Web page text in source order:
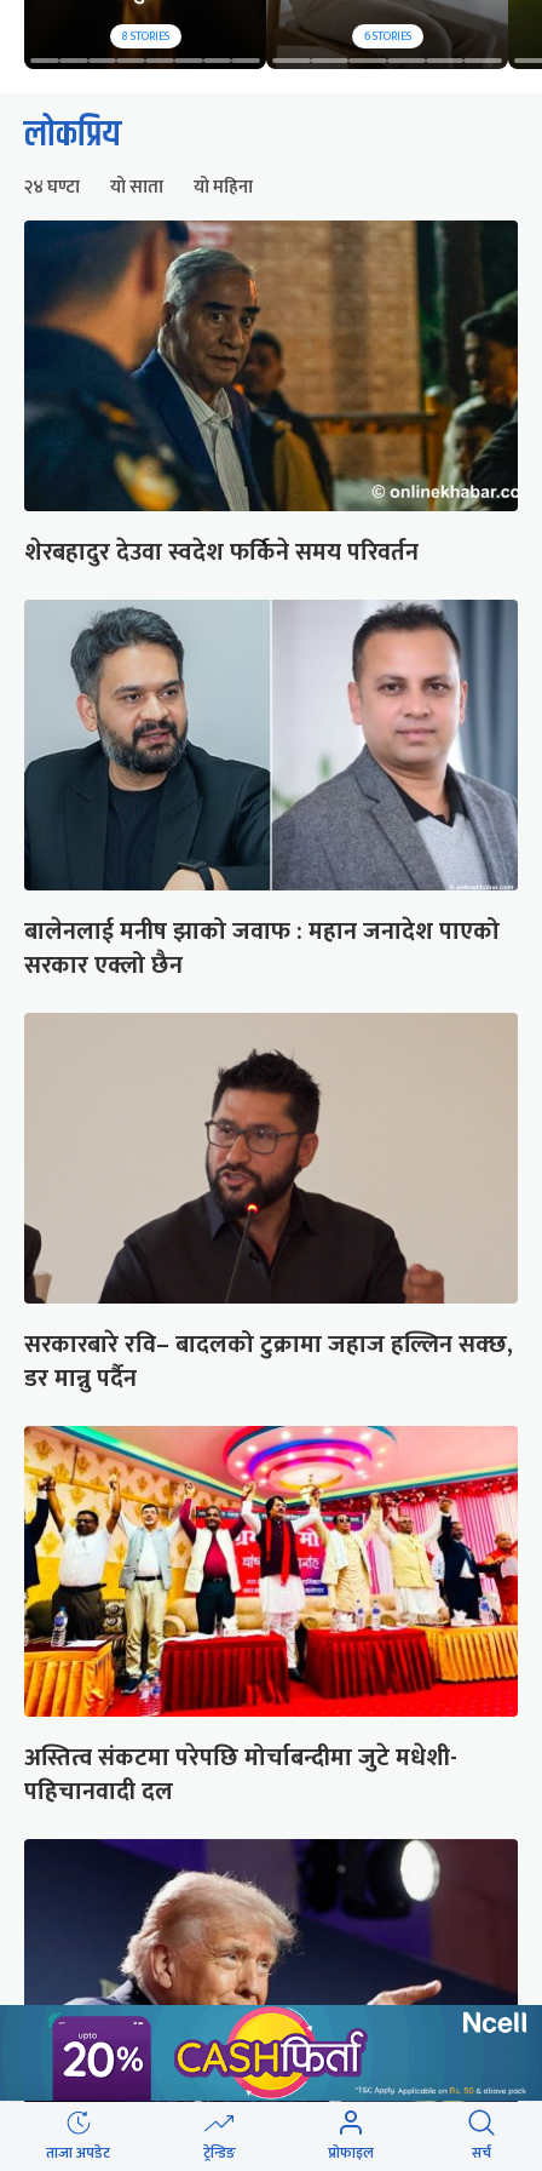
8STORIES 6STORIES
लोकप्रिय
२४ घण्टा यो साता यो महिना
शेरबहादुर देउवा स्वदेश फर्किने समय परिवर्तन
बालेनलाई मनीष झाको जवाफ : महान जनादेश पाएको
सरकार एक्लो छैन
सरकारबारे रवि– बादलको टुक्रामा जहाज हल्लिन सक्छ,
डर मान्नु पर्दैन
अस्तित्व संकटमा परेपछि मोर्चाबन्दीमा जुटे मधेशी-
पहिचानवादी दल
ताजा अपडेट ट्रेन्डिङ प्रोफाइल सर्च